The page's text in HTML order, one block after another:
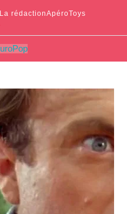
La rédactionApéroToys